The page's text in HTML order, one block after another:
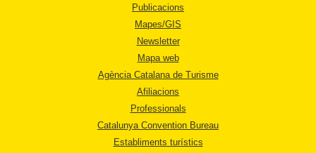
Publicacions
Mapes/GIS
Newsletter
Mapa web
Agència Catalana de Turisme
Afiliacions
Professionals
Catalunya Convention Bureau
Establiments turístics